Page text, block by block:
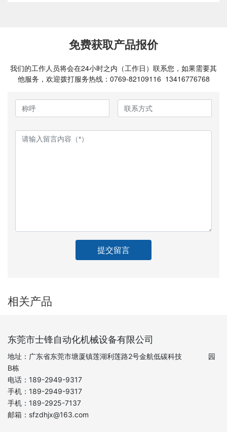
免费获取产品报价
我们的工作人员将会在24小时之内（工作日）联系您，如果需要其
他服务，欢迎拨打服务热线： 0769-82109116 13416776768
提交留言
相关产品
东莞市士锋自动化机械设备有限公司
地址： 广东省东莞市塘厦镇莲湖利莲路2号金航低碳科技 园
B栋
电话： 189-2949-9317
手机： 189-2949-9317
手机： 189-2925-7137
邮箱： sfzdhjx@163.com